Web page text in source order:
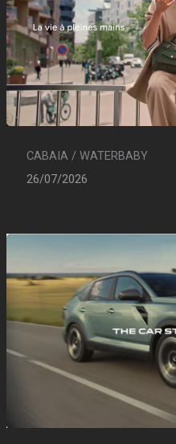
CABAIA / WATERBABY
26/07/2026